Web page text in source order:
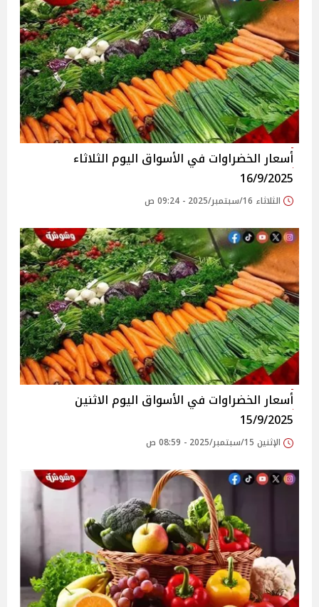
أسعار الخضراوات في الأسواق‎‎ اليوم الثلاثاء
16/9/2025
الثلاثاء 16/سبتمبر/2025 - 09:24 ص
أسعار الخضراوات في الأسواق‎‎ اليوم الاثنين
15/9/2025
الإثنين 15/سبتمبر/2025 - 08:59 ص